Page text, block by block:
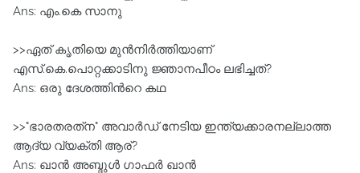
Ans: എം.കെ സാനു
>>ഏത് കൃതിയെ മുന്‍നിര്‍ത്തിയാണ്
എസ്‌.കെ.പൊറ്റക്കാടിനു ജ്ഞാനപീഠം ലഭിച്ചത്?
Ans: ഒരു ദേശത്തിന്‍റെ കഥ‍
>>"ഭാരതരത്‌ന" അവാര്‍ഡ് നേടിയ ഇന്ത്യക്കാരനല്ലാത്ത
ആദ്യ വ്യക്തി ആര്?
Ans: ഖാന്‍ അബ്ദുള്‍ ഗാഫര്‍ ഖാന്‍ ‍ ‍